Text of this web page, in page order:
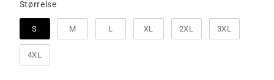
StørrelseStørrelse
S M L XL 2XL 3XL
4XL